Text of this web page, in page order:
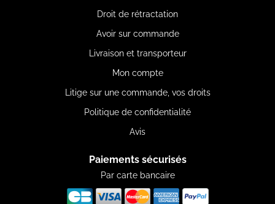
Droit de rétractation
Avoir sur commande
Livraison et transporteur
Mon compte
Litige sur une commande, vos droits
Politique de confidentialité
Avis
Paiements sécurisés
Par carte bancaire